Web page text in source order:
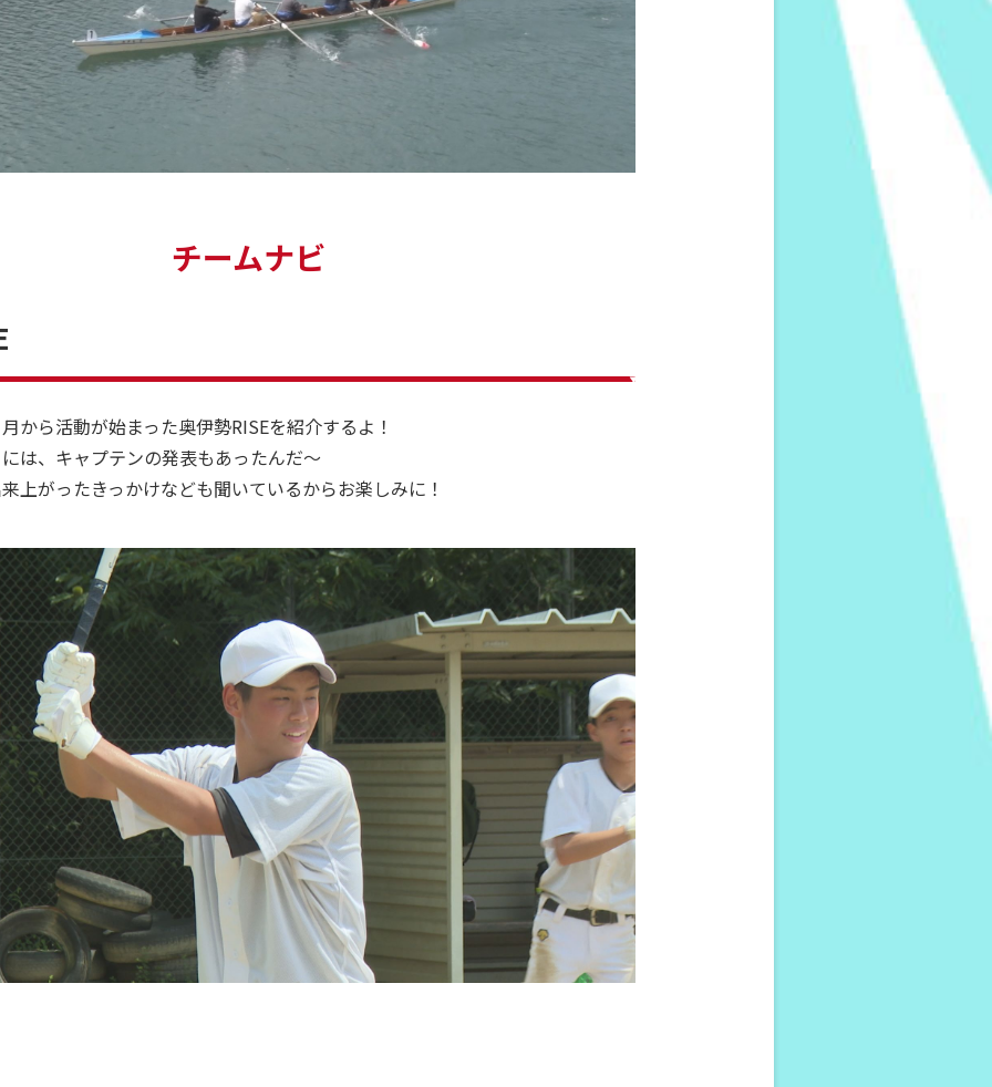
チームナビ
から活動が始まった奥伊勢RISEを紹介するよ！
は、キャプテンの発表もあったんだ～
上がったきっかけなども聞いているからお楽しみに！